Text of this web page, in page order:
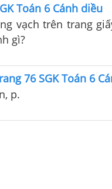
Toán 6 Cánh diều
vạch trên trang
gì?
76 SGK Toán 6
p.